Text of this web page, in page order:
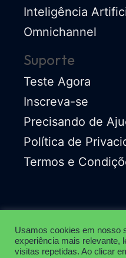
Inteligência
Omnichannel
Suporte
Teste Agora
Inscreva-se
Precisando de
Política de
Termos e
Todos os Direitos
Usamos cookies em nosso
experiência mais relevante,
visitas repetidas. Ao clicar